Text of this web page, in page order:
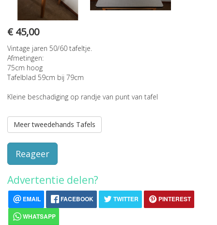
€ 45,00
Vintage jaren 50/60 tafeltje.
Afmetingen:
75cm hoog
Tafelblad 59cm bij 79cm
Kleine beschadiging op randje van punt van tafel
Meer tweedehands Tafels
Reageer
Advertentie delen?
EMAIL FACEBOOK TWITTER
PINTEREST
WHATSAPP